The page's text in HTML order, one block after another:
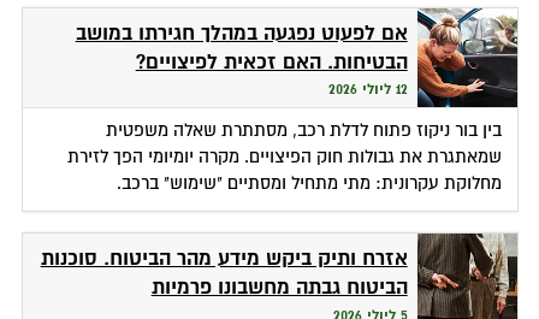
אם לפעוט נפגעה במהלך חגירתו במושב
הבטיחות. האם זכאית לפיצויים?
12 ליולי 2026
בין בור ניקוז פתוח לדלת רכב, מסתתרת שאלה משפטית
שמאתגרת את גבולות חוק הפיצויים. מקרה יומיומי הפך לזירת
מחלוקת עקרונית: מתי מתחיל ומסתיים "שימוש" ברכב.
אזרח ותיק ביקש מידע מהר הביטוח. סוכנות
הביטוח גבתה מחשבונו פרמיות
5 ליולי 2026